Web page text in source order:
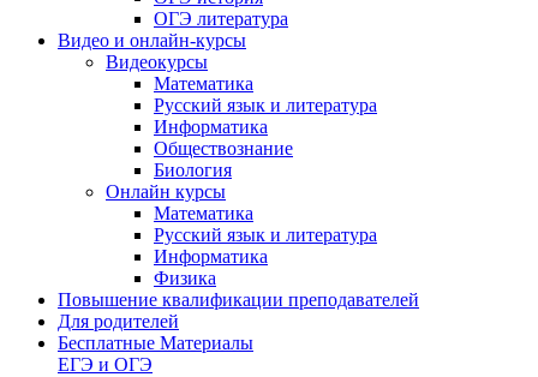
ОГЭ литература
Видео и онлайн-курсы
Видеокурсы
Математика
Русский язык и литература
Информатика
Обществознание
Биология
Онлайн курсы
Математика
Русский язык и литература
Информатика
Физика
Повышение квалификации преподавателей
Для родителей
Бесплатные Материалы
ЕГЭ и ОГЭ